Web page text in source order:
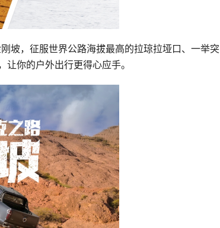
坡，征服世界公路海拔最高的拉琼拉垭口、一举突
你的户外出行更得心应手。